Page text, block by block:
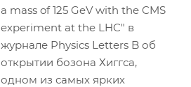
a mass of 125 GeV with the CMS
experiment at the LHC" в
журнале Physics Letters B об
открытии бозона Хиггса,
одном из самых ярких